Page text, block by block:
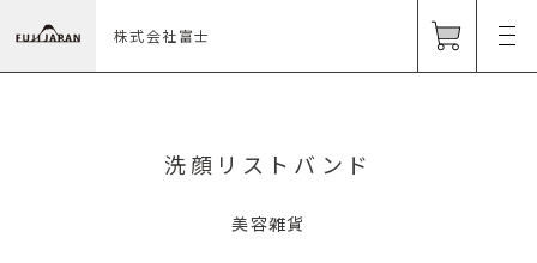
株式会社富士
洗顔リストバンド
美容雑貨